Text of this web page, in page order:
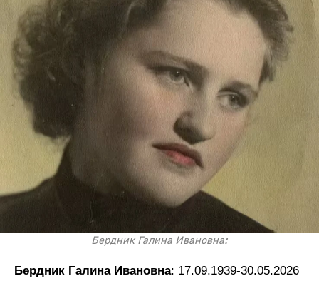
Бердник Галина Ивановна:
Бердник Галина Ивановна: 17.09.1939-30.05.2026